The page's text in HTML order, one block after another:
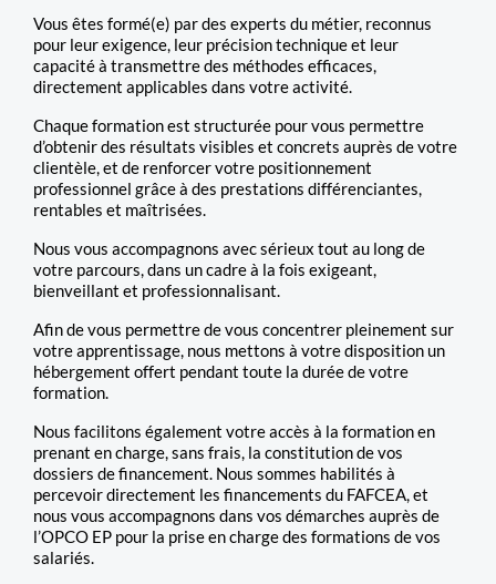
Vous êtes formé(e) par des experts du métier, reconnus
pour leur exigence, leur précision technique et leur
capacité à transmettre des méthodes efficaces,
directement applicables dans votre activité.
Chaque formation est structurée pour vous permettre
d’obtenir des résultats visibles et concrets auprès de votre
clientèle, et de renforcer votre positionnement
professionnel grâce à des prestations différenciantes,
rentables et maîtrisées.
Nous vous accompagnons avec sérieux tout au long de
votre parcours, dans un cadre à la fois exigeant,
bienveillant et professionnalisant.
Afin de vous permettre de vous concentrer pleinement sur
votre apprentissage, nous mettons à votre disposition un
hébergement offert pendant toute la durée de votre
formation.
Nous facilitons également votre accès à la formation en
prenant en charge, sans frais, la constitution de vos
dossiers de financement. Nous sommes habilités à
percevoir directement les financements du FAFCEA, et
nous vous accompagnons dans vos démarches auprès de
l’OPCO EP pour la prise en charge des formations de vos
salariés.